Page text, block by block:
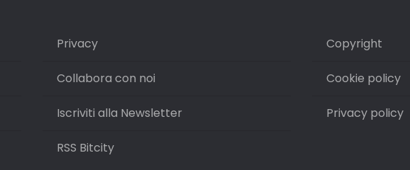
Privacy
Collabora con noi
Iscriviti alla Newsletter
RSS Bitcity
Copyright
Cookie policy
Privacy policy